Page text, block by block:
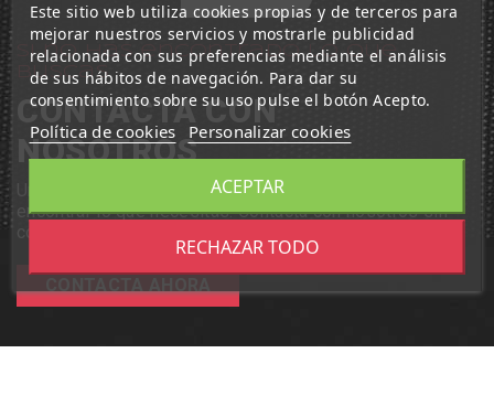
Si no has encontrado lo que
buscas
CONTACTA CON
NOSOTROS
Un equipo profesional de Iruña Bikes te ayudará a
encontrar lo que necesitas. Contacta con nosotros sin
Este sitio web utiliza cookies propias y de terceros para
mejorar nuestros servicios y mostrarle publicidad
relacionada con sus preferencias mediante el análisis
de sus hábitos de navegación. Para dar su
consentimiento sobre su uso pulse el botón Acepto.
Política de cookies Personalizar cookies
RECHAZAR TODO
ACEPTAR